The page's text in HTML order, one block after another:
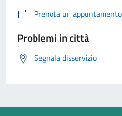
Prenota un appuntamento
Problemi in città
Segnala disservizio